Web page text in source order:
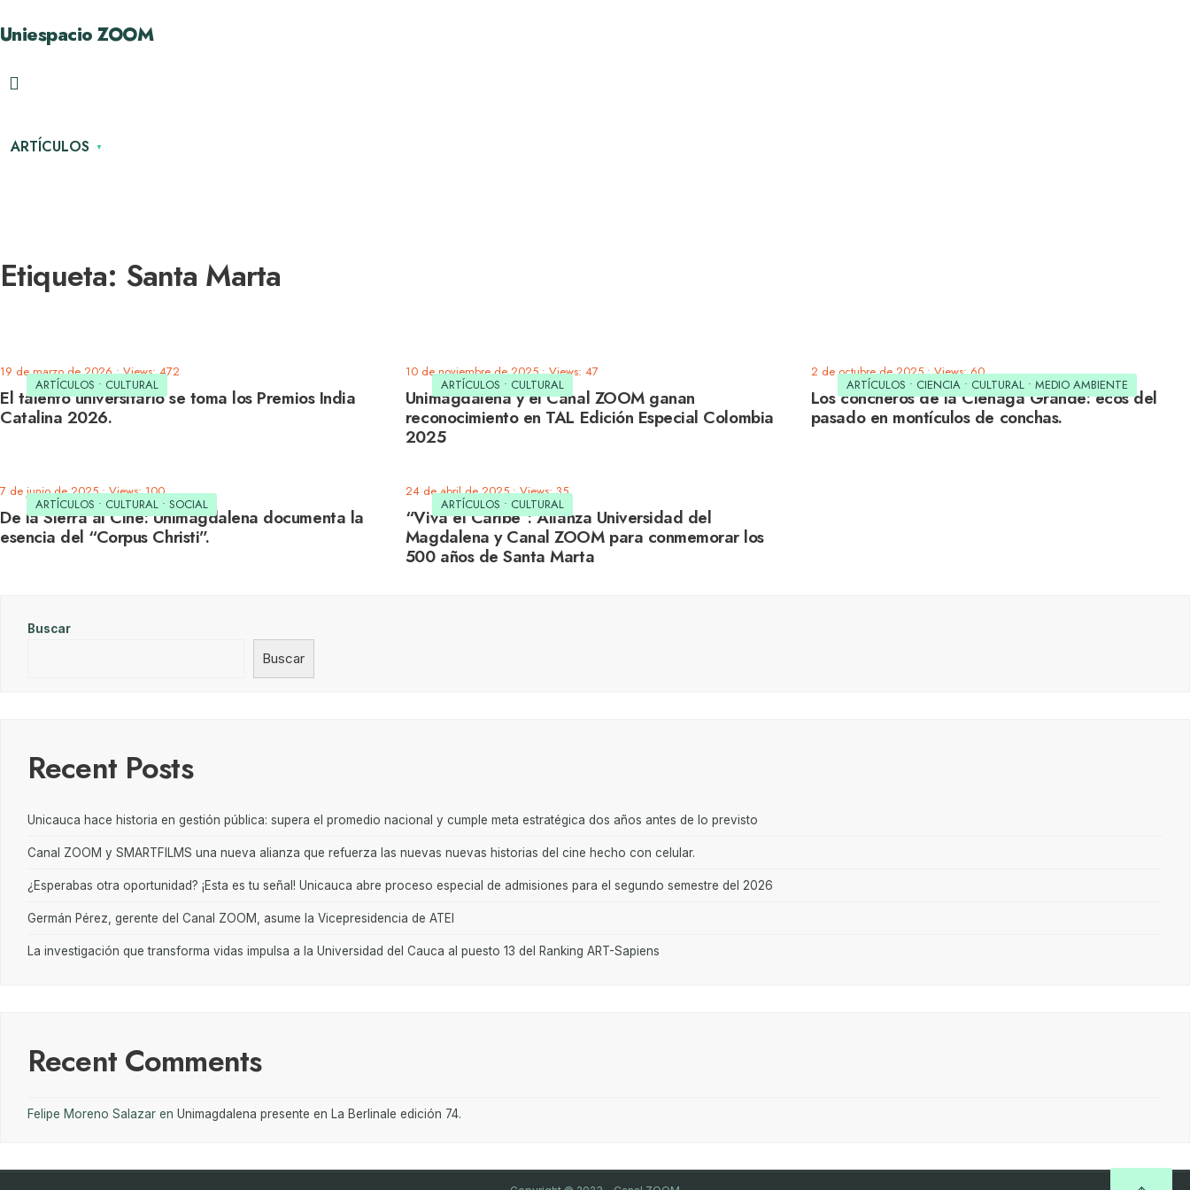
Uniespacio ZOOM
ARTÍCULOS
Etiqueta: Santa Marta
ARTÍCULOS • CULTURAL
19 de marzo de 2026 •Views: 472
El talento universitario se toma los Premios India
Catalina 2026.
ARTÍCULOS • CULTURAL
10 de noviembre de 2025 •Views: 47
Unimagdalena y el Canal ZOOM ganan
reconocimiento en TAL Edición Especial Colombia
2025
ARTÍCULOS • CIENCIA• CULTURAL• MEDIO AMBIENTE
2 de octubre de 2025 •Views: 60
Los concheros de la Ciénaga Grande: ecos del
pasado en montículos de conchas.
ARTÍCULOS • CULTURAL • SOCIAL
7 de junio de 2025 •Views: 100
De la Sierra al Cine: Unimagdalena documenta la
esencia del “Corpus Christi”.
ARTÍCULOS • CULTURAL
24 de abril de 2025 •Views: 35
“Viva el Caribe”: Alianza Universidad del
Magdalena y Canal ZOOM para conmemorar los
500 años de Santa Marta
Buscar
Buscar
Recent Posts
Unicauca hace historia en gestión pública: supera el promedio nacional y cumple meta estratégica dos años antes de lo previsto
Canal ZOOM y SMARTFILMS una nueva alianza que refuerza las nuevas nuevas historias del cine hecho con celular.
¿Esperabas otra oportunidad? ¡Esta es tu señal! Unicauca abre proceso especial de admisiones para el segundo semestre del 2026
Germán Pérez, gerente del Canal ZOOM, asume la Vicepresidencia de ATEI
La investigación que transforma vidas impulsa a la Universidad del Cauca al puesto 13 del Ranking ART-Sapiens
Recent Comments
Felipe Moreno Salazar en Unimagdalena presente en La Berlinale edición 74.